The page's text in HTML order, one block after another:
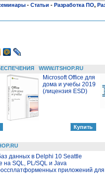
- Статьи - Разработка ПО,
WWW.ITSHOP.RU
Microsoft Office для
дома и учебы 2019
(лицензия ESD)
данных в Delphi 10 Seattle
на SQL, PL/SQL и Java
приложений для